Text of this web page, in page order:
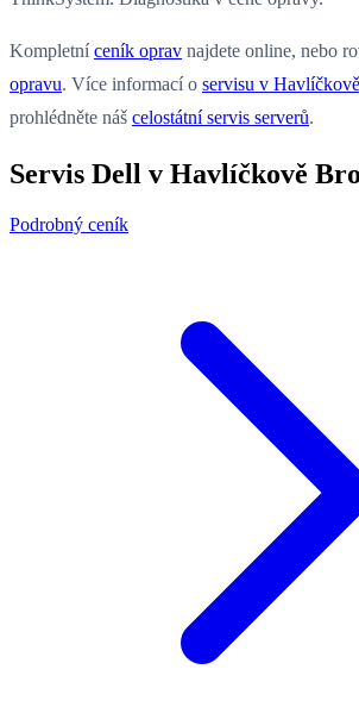
Kompletníceník oprav najdete online, nebo
opravu. Více informací o servisu v
prohlédněte náš celostátní servis serverů.
Servis Dell v Havlíčkově
Podrobný ceník